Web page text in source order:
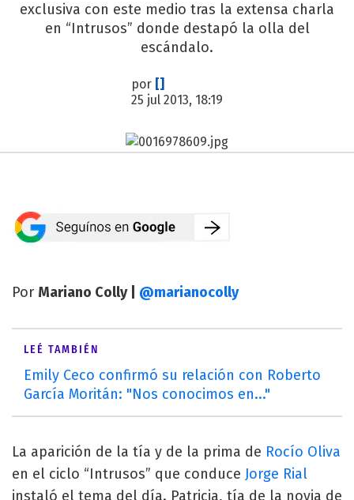
exclusiva con este medio tras la extensa charla
en “Intrusos” donde destapó la olla del
escándalo.
por []
25 jul 2013, 18:19
Por Mariano Colly | @marianocolly
LEÉ TAMBIÉN
Emily Ceco confirmó su relación con Roberto
García Moritán: "Nos conocimos en..."
La aparición de la tía y de la prima de Rocío Oliva
en el ciclo “Intrusos” que conduce Jorge Rial
instaló el tema del día. Patricia, tía de la novia de